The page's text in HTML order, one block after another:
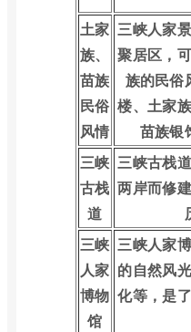
土家
族、
苗族
民俗
风情
三峡人家
聚居区，
族的民俗
楼、土家
苗族银
三峡
古栈
道
三峡古栈
两岸而修
三峡
人家
博物
馆
三峡人家
的自然风
化等，是